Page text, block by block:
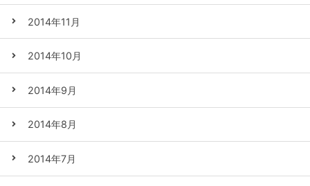
2014年11月
2014年10月
2014年9月
2014年8月
2014年7月